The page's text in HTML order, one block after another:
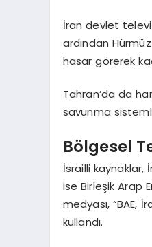
İran devlet
ardından
hasar görerek
Tahran’da da
savunma
Bölgesel
İsrailli kaynaklar,
ise Birleşik Arap
medyası, “BAE,
kullandı.